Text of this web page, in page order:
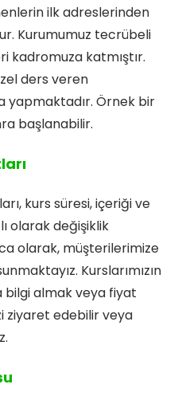
ilk adreslerinden
Kurumumuz tecrübeli
kadromuza katmıştır.
ders veren
yapmaktadır. Örnek bir
başlanabilir.
kurs süresi, içeriği ve
olarak değişiklik
olarak, müşterilerimize
Kurslarımızın
bilgi almak veya fiyat
ziyaret edebilir veya